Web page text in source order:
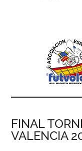
FINAL
VALENCIA